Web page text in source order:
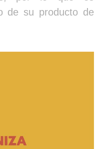
de su producto de